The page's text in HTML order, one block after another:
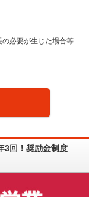
必要が生じた場合等
3回！奨励金制度